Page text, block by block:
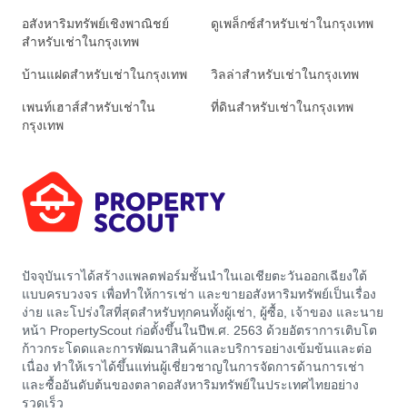
อสังหาริมทรัพย์เชิงพาณิชย์
สำหรับเช่าในกรุงเทพ
ดูเพล็กซ์สำหรับเช่าในกรุงเทพ
บ้านแฝดสำหรับเช่าในกรุงเทพ วิลล่าสำหรับเช่าในกรุงเทพ
เพนท์เฮาส์สำหรับเช่าใน
กรุงเทพ
ที่ดินสำหรับเช่าในกรุงเทพ
ปัจจุบันเราได้สร้างแพลตฟอร์มชั้นนำในเอเชียตะวันออกเฉียงใต้
แบบครบวงจร เพื่อทำให้การเช่า และขายอสังหาริมทรัพย์เป็นเรื่อง
ง่าย และโปร่งใสที่สุดสำหรับทุกคนทั้งผู้เช่า, ผู้ซื้อ, เจ้าของ และนาย
หน้า PropertyScout ก่อตั้งขึ้นในปีพ.ศ. 2563 ด้วยอัตราการเติบโต
ก้าวกระโดดและการพัฒนาสินค้าและบริการอย่างเข้มข้นและต่อ
เนื่อง ทำให้เราได้ขึ้นแท่นผู้เชี่ยวชาญในการจัดการด้านการเช่า
และซื้ออันดับต้นของตลาดอสังหาริมทรัพย์ในประเทศไทยอย่าง
รวดเร็ว